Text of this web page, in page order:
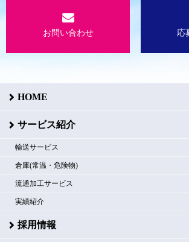
お問い合わせ 応
HOME
サービス紹介
輸送サービス
倉庫(常温・危険物)
流通加工サービス
実績紹介
採用情報